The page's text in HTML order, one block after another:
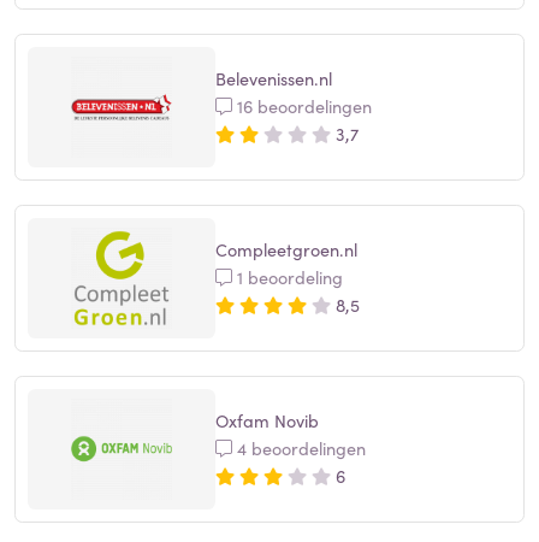
Belevenissen.nl
16 beoordelingen
3,7
Compleetgroen.nl
1 beoordeling
8,5
Oxfam Novib
4 beoordelingen
6